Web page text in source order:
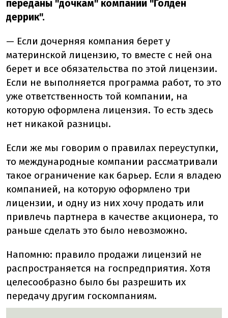
переданы "дочкам" компании "Голден
деррик".
— Если дочерняя компания берет у
материнской лицензию, то вместе с ней она
берет и все обязательства по этой лицензии.
Если не выполняется программа работ, то это
уже ответственность той компании, на
которую оформлена лицензия. То есть здесь
нет никакой разницы.
Если же мы говорим о правилах переуступки,
то международные компании рассматривали
такое ограничение как барьер. Если я владею
компанией, на которую оформлено три
лицензии, и одну из них хочу продать или
привлечь партнера в качестве акционера, то
раньше сделать это было невозможно.
Напомню: правило продажи лицензий не
распространяется на госпредприятия. Хотя
целесообразно было бы разрешить их
передачу другим госкомпаниям.